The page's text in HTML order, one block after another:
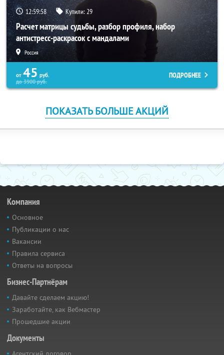
12:59:57 Купили:29
Расчет матрицы судьбы, разбор профиля, набор
антистресс-раскрасок с мандалами
Россия
от 45 руб.
до3900руб.
ПОДРОБНЕЕ
ПОКАЗАТЬ БОЛЬШЕ АКЦИЙ
Компания
Основное
Публикации о нас
Вакансии
Правила сервиса
Ответы на вопросы
Бизнес-Партнёрам
Давайте сделаем акцию!
Заработайте, как Вебмастер
Прошедшие акции
Документы